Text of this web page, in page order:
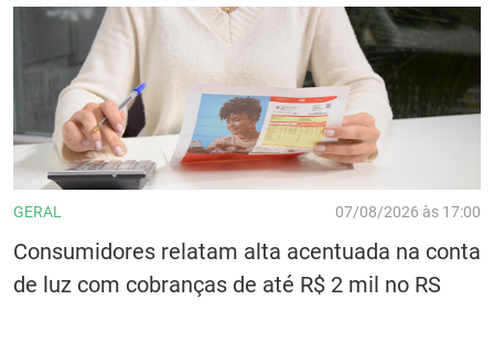
GERAL 07/08/2026 às 17:00
Consumidores relatam alta acentuada na conta
de luz com cobranças de até R$ 2 mil no RS